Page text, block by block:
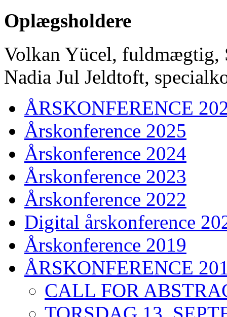
Oplægsholdere
Volkan Yücel, fuldmægtig,
Nadia Jul Jeldtoft,
ÅRSKONFERENCE
Årskonference 2025
Årskonference 2024
Årskonference 2023
Årskonference 2022
Digital årskonference
Årskonference 2019
ÅRSKONFERENCE
CALL FOR